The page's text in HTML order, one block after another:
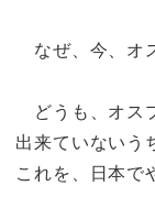
なぜ、今、オ
どうも、オス
出来ていないう
これを、日本で